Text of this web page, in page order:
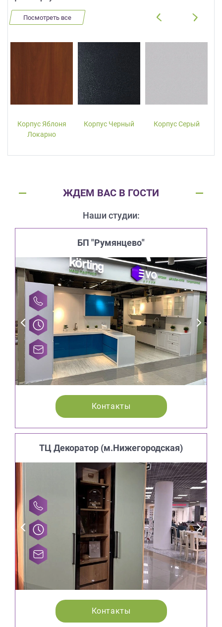
Посмотреть все
Корпус Яблоня
Локарно
Корпус Черный Корпус Серый
ЖДЕМ ВАС В ГОСТИ
Наши студии:
БП "Румянцево"
Контакты
ТЦ Декоратор (м.Нижегородская)
Контакты